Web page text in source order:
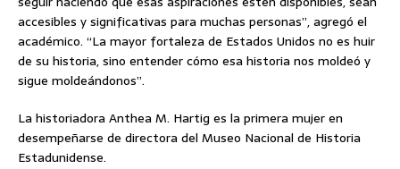
accesibles y significativas para muchas personas”, agregó el
académico. “La mayor fortaleza de Estados Unidos no es huir
de su historia, sino entender cómo esa historia nos moldeó y
sigue moldeándonos”.
La historiadora Anthea M. Hartig es la primera mujer en
desempeñarse de directora del Museo Nacional de Historia
Estadunidense.